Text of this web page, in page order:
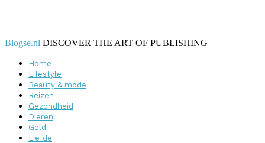
Blogse.nl DISCOVER THE ART OF PUBLISHING
Home
Lifestyle
Beauty & mode
Reizen
Gezondheid
Dieren
Geld
Liefde